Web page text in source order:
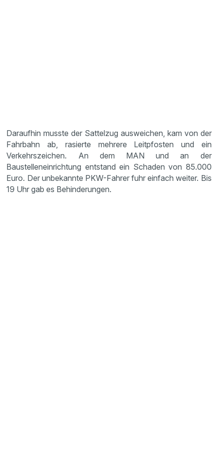
Daraufhin musste der Sattelzug ausweichen, kam von der
Fahrbahn ab, rasierte mehrere Leitpfosten und ein
Verkehrszeichen. An dem MAN und an der
Baustelleneinrichtung entstand ein Schaden von 85.000
Euro. Der unbekannte PKW-Fahrer fuhr einfach weiter. Bis
19 Uhr gab es Behinderungen.